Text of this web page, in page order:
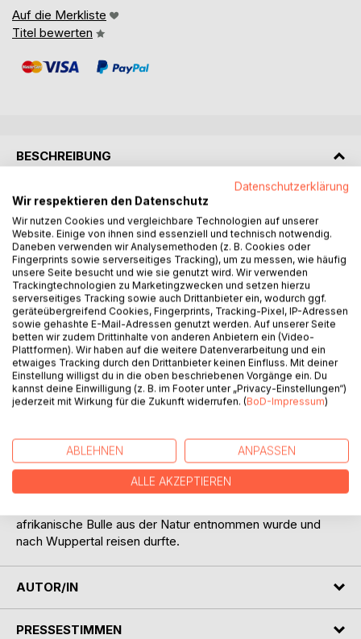
Auf die Merkliste
Titel bewerten
BESCHREIBUNG
Es gibt Tiere, die sich völlig unauffällig verhalten.
Andere, wie das Elefantenkind Tuffi (Zirkus), machte
einmal und dann gibt es Tiere, welche, wie der Es gibt
Tiere, die sich völlig unauffällig verhalten.
Und dann gibt es Tiere, welche, wie der Elefantenbulle
Tusker (Zoo), der ständig Gesprächsstoff lieferte. Sei es
wegen seiner Intelligenz, seinen seinen skurrilen Spleens -
Vorlieben und Abneigungen, seinem Geschick, seiner
Potenz oder seiner umgänglichen Art. Man hatte das
Gefühl, er liebt alles, was Rüssel besitzt.
Diese Geschichte erzählt, wie sich zu der Freundschaft zu
einem charismatischen Elefantenbullen Bewunderung
gesellte. Seine Pfleger nannten ihn nicht ohne Grund
Wahrhaftig Erlebtes wird in Gedichtform mit Endreimen
humorvoll beschrieben, sowie in zahlreichen schwarz-weiß
Zeichnungen veranschaulicht.
Die Lektüre dient nicht nur der Unterhaltung, sie dient auch
afrikanische Bulle aus der Natur entnommen wurde und
nach Wuppertal reisen durfte.
AUTOR/IN
PRESSESTIMMEN
Datenschutzerklärung
Wir respektieren den Datenschutz
Wir nutzen Cookies und vergleichbare Technologien auf unserer
Website. Einige von ihnen sind essenziell und technisch notwendig.
Daneben verwenden wir Analysemethoden (z. B. Cookies oder
Fingerprints sowie serverseitiges Tracking), um zu messen, wie häufig
unsere Seite besucht und wie sie genutzt wird. Wir verwenden
Trackingtechnologien zu Marketingzwecken und setzen hierzu
serverseitiges Tracking sowie auch Drittanbieter ein, wodurch ggf.
geräteübergreifend Cookies, Fingerprints, Tracking-Pixel, IP-Adressen
sowie gehashte E-Mail-Adressen genutzt werden. Auf unserer Seite
betten wir zudem Drittinhalte von anderen Anbietern ein (Video-
Plattformen). Wir haben auf die weitere Datenverarbeitung und ein
etwaiges Tracking durch den Drittanbieter keinen Einfluss. Mit deiner
Einstellung willigst du in die oben beschriebenen Vorgänge ein. Du
kannst deine Einwilligung (z. B. im Footer unter „Privacy-Einstellungen“)
jederzeit mit Wirkung für die Zukunft widerrufen. (BoD-Impressum)
ABLEHNEN ANPASSEN
ALLE AKZEPTIEREN